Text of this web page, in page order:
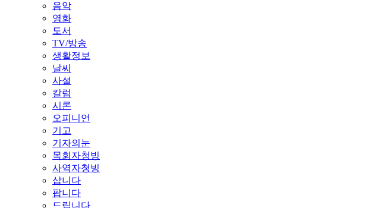
음악
영화
도서
TV/방송
생활정보
날씨
사설
칼럼
시론
오피니언
기고
기자의눈
목회자청빙
사역자청빙
삽니다
팝니다
드립니다